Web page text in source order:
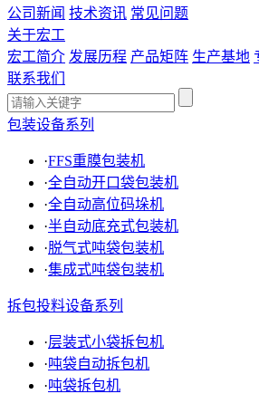
公司新闻 技术资讯 常见问题
关于宏工
宏工简介 发展历程 产品矩阵 生产基地
联系我们
包装设备系列
·FFS重膜包装机
·全自动开口袋包装机
·全自动高位码垛机
·半自动底充式包装机
·脱气式吨袋包装机
·集成式吨袋包装机
拆包投料设备系列
·层装式小袋拆包机
·吨袋自动拆包机
·吨袋拆包机